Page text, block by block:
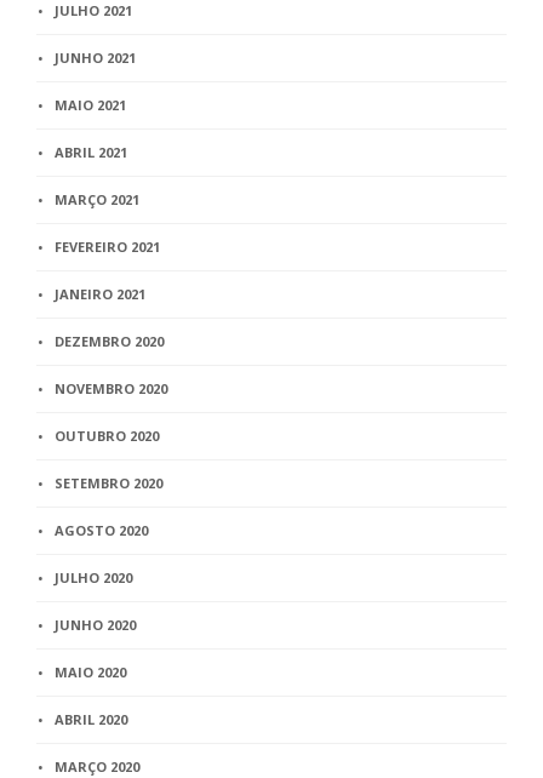
JULHO 2021
JUNHO 2021
MAIO 2021
ABRIL 2021
MARÇO 2021
FEVEREIRO 2021
JANEIRO 2021
DEZEMBRO 2020
NOVEMBRO 2020
OUTUBRO 2020
SETEMBRO 2020
AGOSTO 2020
JULHO 2020
JUNHO 2020
MAIO 2020
ABRIL 2020
MARÇO 2020